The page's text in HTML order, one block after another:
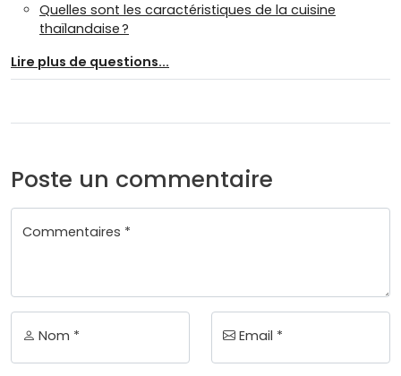
Quelles sont les caractéristiques de la cuisine
thaïlandaise ?
Lire plus de questions...
Poste un commentaire
Commentaires *
Nom * Email *